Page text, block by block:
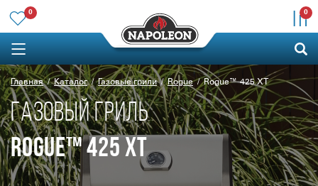
0 0
Главная Каталог Газовые грили Rogue Rogue™ 425 XT
ГАЗОВЫЙ ГРИЛЬ
ROGUE™ 425 XT